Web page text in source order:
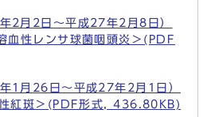
2月2日～平成27年2月8日）
血性レンサ球菌咽頭炎＞(PDF
1月26日～平成27年2月1日）
性紅斑＞(PDF形式, 436.80KB)